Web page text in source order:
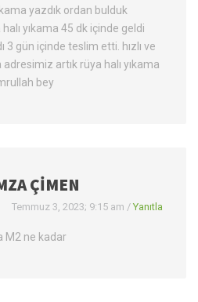
yazdık ordan bulduk
yıkama 45 dk içinde geldi
3 gün içinde teslim etti. hızlı ve
adresimiz artık rüya halı yıkama
bey
ÇIMEN
Temmuz 3, 2023; 9:15 am / Yanıtla
M2 ne kadar